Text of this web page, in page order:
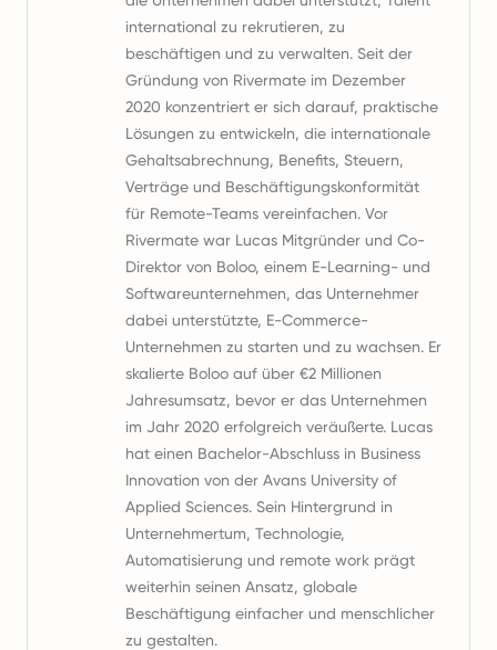
international zu rekrutieren, zu
beschäftigen und zu verwalten. Seit der
Gründung von Rivermate im Dezember
2020 konzentriert er sich darauf, praktische
Lösungen zu entwickeln, die internationale
Gehaltsabrechnung, Benefits, Steuern,
Verträge und Beschäftigungskonformität
für Remote-Teams vereinfachen. Vor
Rivermate war Lucas Mitgründer und Co-
Direktor von Boloo, einem E-Learning- und
Softwareunternehmen, das Unternehmer
dabei unterstützte, E-Commerce-
Unternehmen zu starten und zu wachsen. Er
skalierte Boloo auf über €2 Millionen
Jahresumsatz, bevor er das Unternehmen
im Jahr 2020 erfolgreich veräußerte. Lucas
hat einen Bachelor-Abschluss in Business
Innovation von der Avans University of
Applied Sciences. Sein Hintergrund in
Unternehmertum, Technologie,
Automatisierung und remote work prägt
weiterhin seinen Ansatz, globale
Beschäftigung einfacher und menschlicher
zu gestalten.